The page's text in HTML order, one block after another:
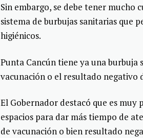
Sin embargo, se debe tener mucho
sistema de burbujas sanitarias que
higiénicos.
Punta Cancún tiene ya una
vacunación o el resultado negativo
El Gobernador destacó que es
espacios para dar más tiempo de
de vacunación o bien resultado